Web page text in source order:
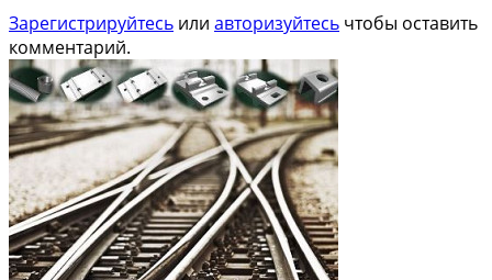
Зарегистрируйтесь или авторизуйтесь чтобы оставить
комментарий.